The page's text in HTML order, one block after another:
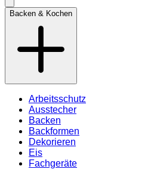
Backen & Kochen
Arbeitsschutz
Ausstecher
Backen
Backformen
Dekorieren
Eis
Fachgeräte